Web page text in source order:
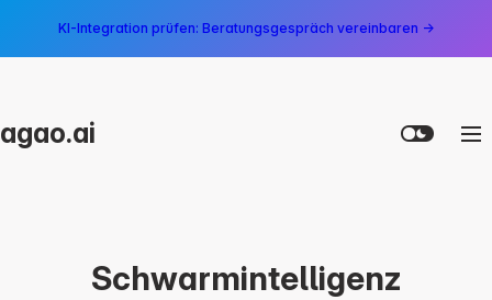
KI-Integration prüfen: Beratungsgespräch vereinbaren →
agao.ai
Schwarmintelligenz